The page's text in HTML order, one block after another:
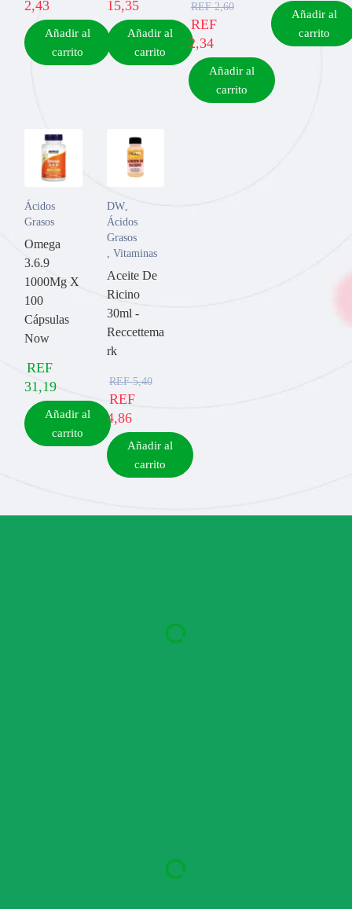
2,43
Añadir al
carrito
15,35
Añadir al
carrito
REF2,60
REF
2,34
Añadir al
carrito
Añadir al
carrito
Ácidos
Grasos
Omega
3.6.9
1000Mg X
100
Cápsulas
Now
REF
31,19
Añadir al
carrito
DW,
Ácidos
Grasos
Vitaminas
Aceite De
Ricino
30ml -
Reccettema
rk
REF5,40
REF
4,86
Añadir al
carrito